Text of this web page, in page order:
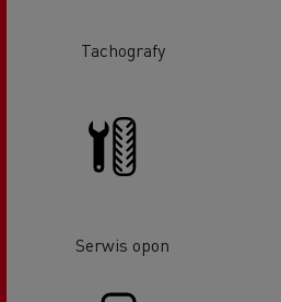
Tachografy
Serwis opon